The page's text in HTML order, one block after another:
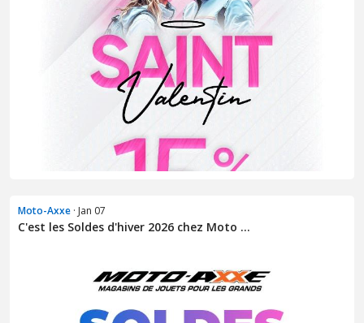
Moto-Axxe · Jan 07
C'est les Soldes d'hiver 2026 chez Moto ...